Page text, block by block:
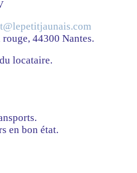
44300 Nantes.
locataire.
en bon état.